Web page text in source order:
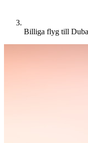
Billiga flyg till